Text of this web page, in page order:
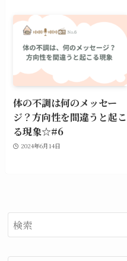
体の不調は何のメッセー
ジ？方向性を間違うと起こ
る現象☆#6
2024年6月14日